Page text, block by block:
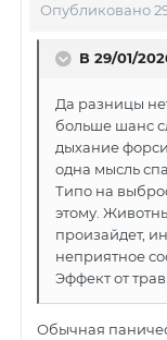
Опубликовано
В 29/01/
Да разницы
больше шанс
дыхание
одна мысль
Типо на
этому.
произайдет,
неприятное
Эффект от
Обычная